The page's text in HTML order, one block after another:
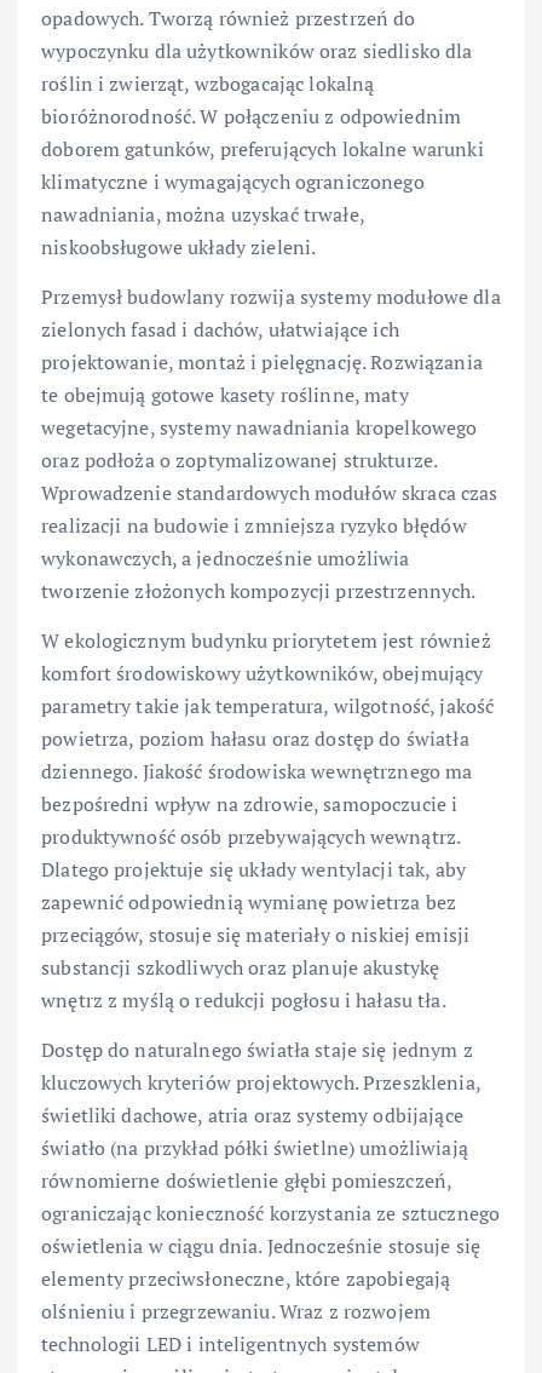
opadowych. Tworzą również przestrzeń do
wypoczynku dla użytkowników oraz siedlisko dla
roślin i zwierząt, wzbogacając lokalną
bioróżnorodność. W połączeniu z odpowiednim
doborem gatunków, preferujących lokalne warunki
klimatyczne i wymagających ograniczonego
nawadniania, można uzyskać trwałe,
niskoobsługowe układy zieleni.
Przemysł budowlany rozwija systemy modułowe dla
zielonych fasad i dachów, ułatwiające ich
projektowanie, montaż i pielęgnację. Rozwiązania
te obejmują gotowe kasety roślinne, maty
wegetacyjne, systemy nawadniania kropelkowego
oraz podłoża o zoptymalizowanej strukturze.
Wprowadzenie standardowych modułów skraca czas
realizacji na budowie i zmniejsza ryzyko błędów
wykonawczych, a jednocześnie umożliwia
tworzenie złożonych kompozycji przestrzennych.
W ekologicznym budynku priorytetem jest również
komfort środowiskowy użytkowników, obejmujący
parametry takie jak temperatura, wilgotność, jakość
powietrza, poziom hałasu oraz dostęp do światła
dziennego. Jiakość środowiska wewnętrznego ma
bezpośredni wpływ na zdrowie, samopoczucie i
produktywność osób przebywających wewnątrz.
Dlatego projektuje się układy wentylacji tak, aby
zapewnić odpowiednią wymianę powietrza bez
przeciągów, stosuje się materiały o niskiej emisji
substancji szkodliwych oraz planuje akustykę
wnętrz z myślą o redukcji pogłosu i hałasu tła.
Dostęp do naturalnego światła staje się jednym z
kluczowych kryteriów projektowych. Przeszklenia,
świetliki dachowe, atria oraz systemy odbijające
światło (na przykład półki świetlne) umożliwiają
równomierne doświetlenie głębi pomieszczeń,
ograniczając konieczność korzystania ze sztucznego
oświetlenia w ciągu dnia. Jednocześnie stosuje się
elementy przeciwsłoneczne, które zapobiegają
olśnieniu i przegrzewaniu. Wraz z rozwojem
technologii LED i inteligentnych systemów